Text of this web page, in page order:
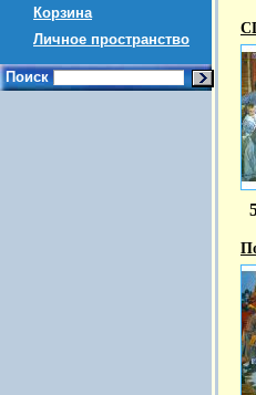
Корзина
Личное пространство
Поиск